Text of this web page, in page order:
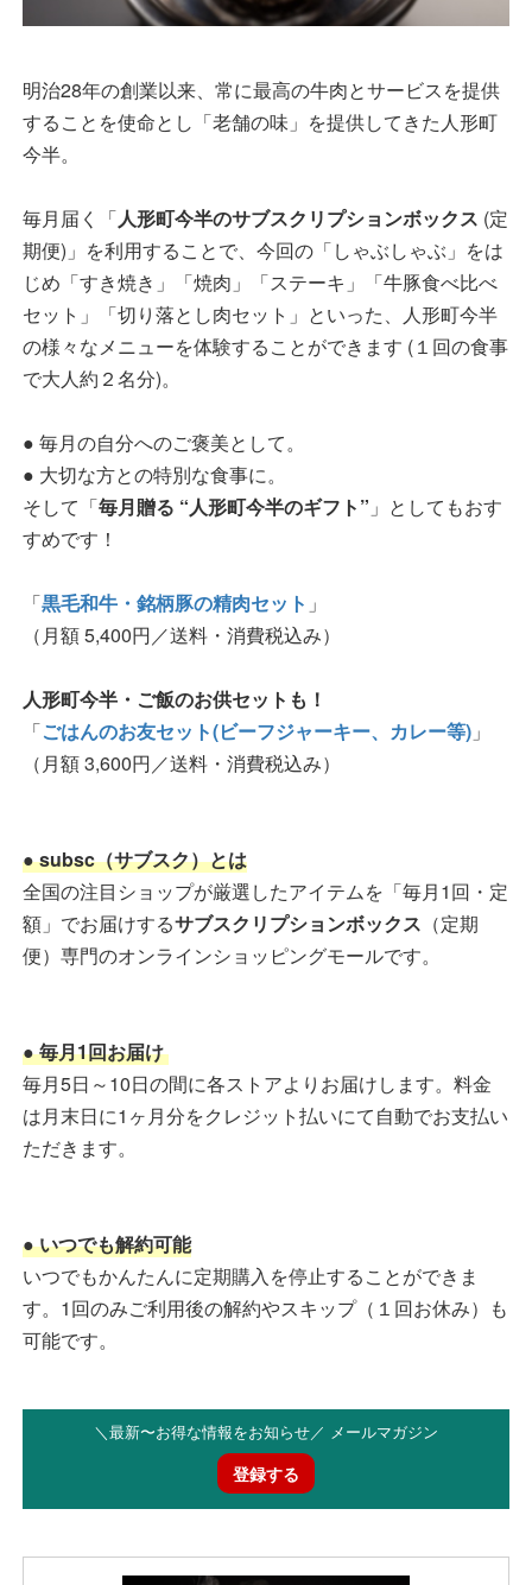
明治28年の創業以来、常に最高の牛肉とサービスを提供
することを使命とし「老舗の味」を提供してきた人形町
今半。
毎月届く「人形町今半のサブスクリプションボックス (定
期便)」を利用することで、今回の「しゃぶしゃぶ」をは
じめ「すき焼き」「焼肉」「ステーキ」「牛豚食べ比べ
セット」「切り落とし肉セット」といった、人形町今半
の様々なメニューを体験することができます (１回の食事
で大人約２名分)。
● 毎月の自分へのご褒美として。
● 大切な方との特別な食事に。
そして「毎月贈る “人形町今半のギフト” 」としてもおす
すめです！
「黒毛和牛・銘柄豚の精肉セット 」
（月額 5,400円／送料・消費税込み）
人形町今半・ご飯のお供セットも！
「ごはんのお友セット(ビーフジャーキー、カレー等) 」
（月額 3,600円／送料・消費税込み）
● subsc（サブスク）とは
全国の注目ショップが厳選したアイテムを「毎月1回・定
額」でお届けするサブスクリプションボックス （定期
便）専門のオンラインショッピングモールです。
● 毎月1回お届け
毎月5日～10日の間に各ストアよりお届けします。料金
は月末日に1ヶ月分をクレジット払いにて自動でお支払い
ただきます。
● いつでも解約可能
いつでもかんたんに定期購入を停止することができま
す。1回のみご利用後の解約やスキップ（１回お休み）も
可能です。
＼最新〜お得な情報をお知らせ／ メールマガジン
登録する